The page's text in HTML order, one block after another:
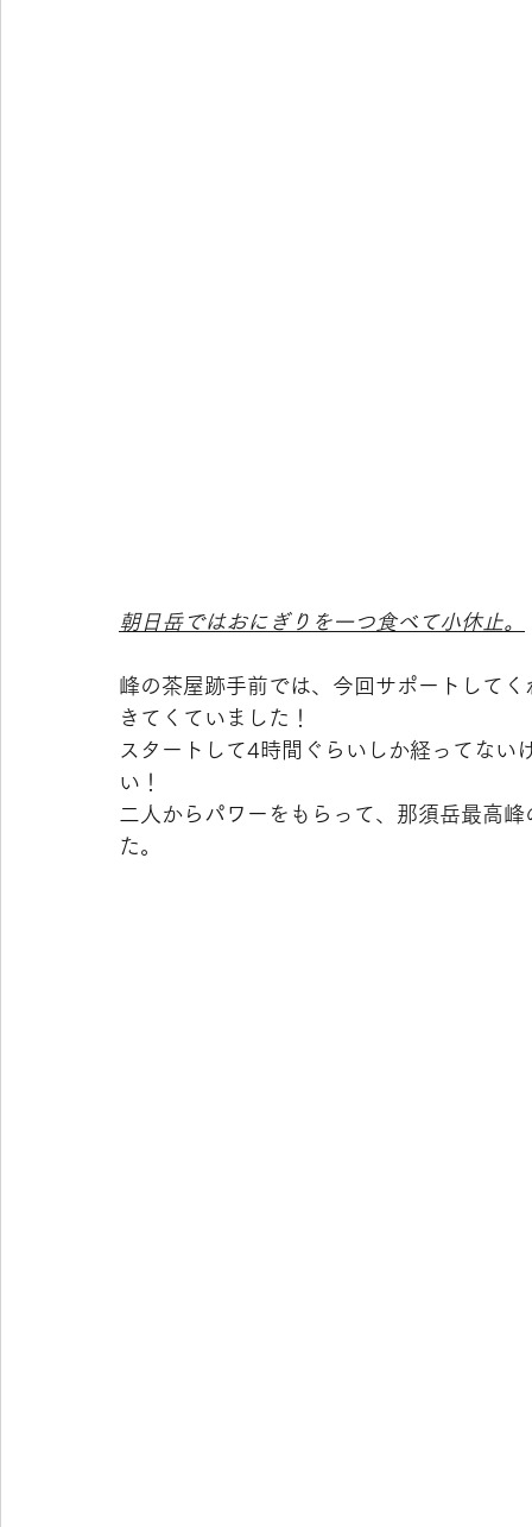
朝日岳ではおにぎりを一つ食べて小休止。
峰の茶屋跡手前では、今回サポートして
きてくていました！
スタートして4時間ぐらいしか経ってない
い！
二人からパワーをもらって、那須岳最高
た。